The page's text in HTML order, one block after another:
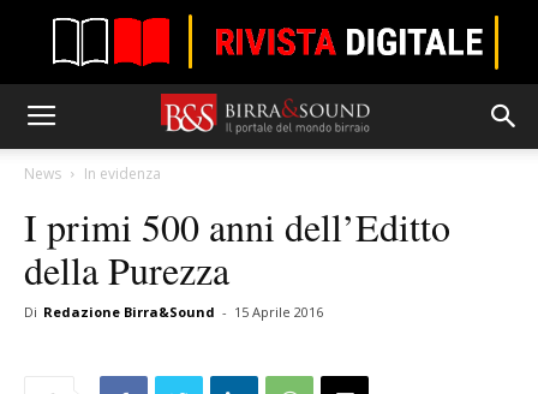
News In evidenza
I primi 500 anni dell’Editto
della Purezza
Di Redazione Birra&Sound - 15 Aprile 2016